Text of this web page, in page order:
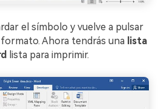
el símbolo y vuelve a pulsar
Ahora tendrás una lista
lista para imprimir.